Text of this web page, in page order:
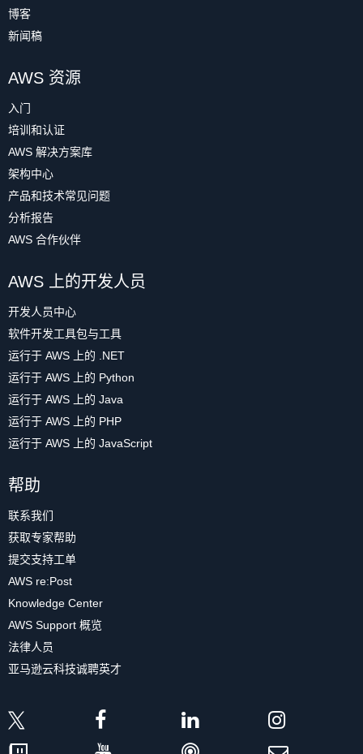
博客
新闻稿
AWS 资源
入门
培训和认证
AWS 解决方案库
架构中心
产品和技术常见问题
分析报告
AWS 合作伙伴
AWS 上的开发人员
开发人员中心
软件开发工具包与工具
运行于 AWS 上的 .NET
运行于 AWS 上的 Python
运行于 AWS 上的 Java
运行于 AWS 上的 PHP
运行于 AWS 上的 JavaScript
帮助
联系我们
获取专家帮助
提交支持工单
AWS re:Post
Knowledge Center
AWS Support 概览
法律人员
亚马逊云科技诚聘英才